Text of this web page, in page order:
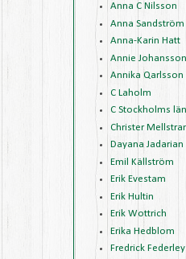
Anna C Nilsson
Anna Sandström
Anna-Karin Hatt
Annie Johansson
Annika Qarlsson
C Laholm
C Stockholms
Christer
Dayana Jadarian
Emil Källström
Erik Evestam
Erik Hultin
Erik Wottrich
Erika Hedblom
Fredrick Federley